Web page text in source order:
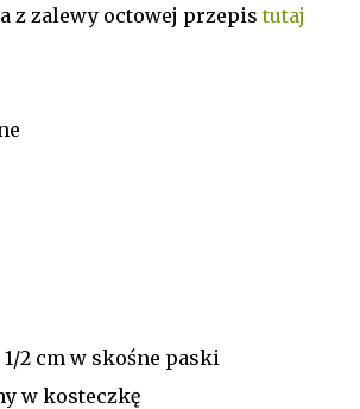
z zalewy octowej przepistutaj
2 cm w skośne paski
w kosteczkę